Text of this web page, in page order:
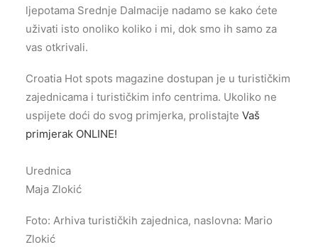
ljepotama Srednje Dalmacije nadamo se kako ćete
uživati isto onoliko koliko i mi, dok smo ih samo za
vas otkrivali.
Croatia Hot spots magazine dostupan je u turističkim
zajednicama i turističkim info centrima. Ukoliko ne
uspijete doći do svog primjerka, prolistajte Vaš
primjerak ONLINE!
Urednica
Maja Zlokić
Foto: Arhiva turističkih zajednica, naslovna: Mario
Zlokić